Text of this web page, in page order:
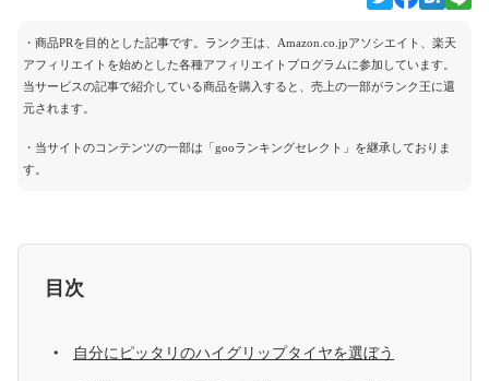
・商品PRを目的とした記事です。ランク王は、Amazon.co.jpアソシエイト、楽天
アフィリエイトを始めとした各種アフィリエイトプログラムに参加しています。
当サービスの記事で紹介している商品を購入すると、売上の一部がランク王に還
元されます。
・当サイトのコンテンツの一部は「gooランキングセレクト」を継承しておりま
す。
目次
自分にピッタリのハイグリップタイヤを選ぼう